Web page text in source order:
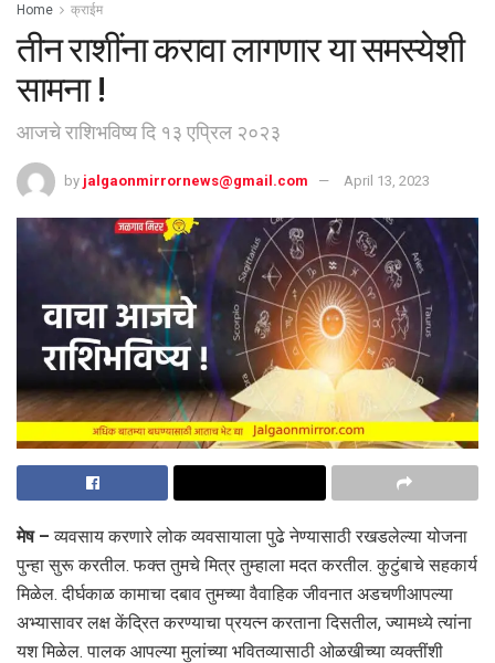
Home क्राईम
तीन राशींना करावा लागणार या समस्येशी
सामना !
आजचे राशिभविष्य दि १३ एप्रिल २०२३
by jalgaonmirrornews@gmail.com April 13, 2023
मेष – व्यवसाय करणारे लोक व्यवसायाला पुढे नेण्यासाठी रखडलेल्या योजना
पुन्हा सुरू करतील. फक्त तुमचे मित्र तुम्हाला मदत करतील. कुटुंबाचे सहकार्य
मिळेल. दीर्घकाळ कामाचा दबाव तुमच्या वैवाहिक जीवनात अडचणीआपल्या
अभ्यासावर लक्ष केंद्रित करण्याचा प्रयत्न करताना दिसतील, ज्यामध्ये त्यांना
यश मिळेल. पालक आपल्या मुलांच्या भवितव्यासाठी ओळखीच्या व्यक्तींशी